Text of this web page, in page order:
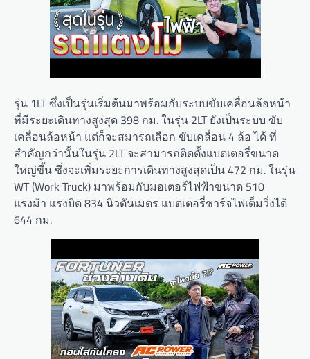
รุ่น 1LT ซึ่งเป็นรุ่นเริ่มต้นมาพร้อมกับระบบขับเคลื่อนล้อหน้า
ที่มีระยะเดินทางสูงสุด 398 กม. ในรุ่น 2LT ยังเป็นระบบ ขับ
เคลื่อนล้อหน้า แต่ก็จะสมารถเลือก ขับเคลื่อน 4 ล้อ ได้ ที่
สำคัญกว่านั้นในรุ่น 2LT จะสามารถติดตั้งแบตเตอรี่ขนาด
ใหญ่ขึ้น ซึ่งจะเพิ่มระยะการเดินทางสูงสุดเป็น 472 กม. ในรุ่น
WT (Work Truck) มาพร้อมกับมอเตอร์ไฟฟ้าขนาด 510
แรงม้า แรงบิด 834 นิวตันเมตร แบตเตอรี่ชาร์จไฟเต็มวิ่งได้
644 กม.